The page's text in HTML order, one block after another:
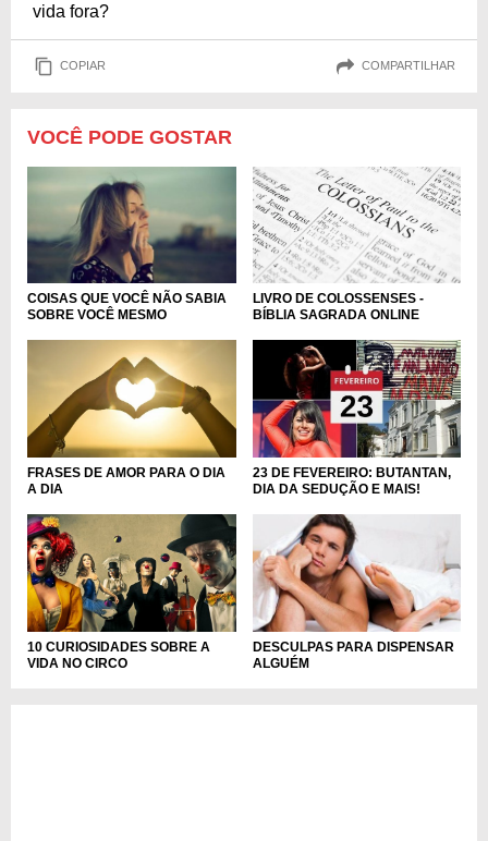
vida fora?
COPIAR COMPARTILHAR
VOCÊ PODE GOSTAR
COISAS QUE VOCÊ NÃO SABIA
SOBRE VOCÊ MESMO
LIVRO DE COLOSSENSES -
BÍBLIA SAGRADA ONLINE
FRASES DE AMOR PARA O DIA
A DIA
23 DE FEVEREIRO: BUTANTAN,
DIA DA SEDUÇÃO E MAIS!
10 CURIOSIDADES SOBRE A
VIDA NO CIRCO
DESCULPAS PARA DISPENSAR
ALGUÉM